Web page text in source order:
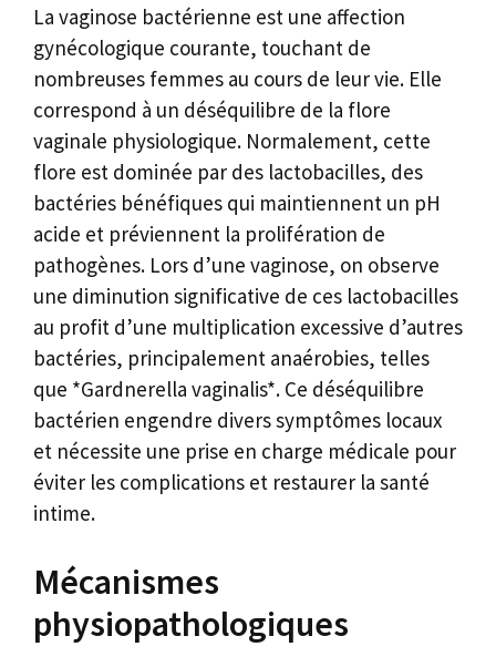
La vaginose bactérienne est une affection
gynécologique courante, touchant de
nombreuses femmes au cours de leur vie. Elle
correspond à un déséquilibre de la flore
vaginale physiologique. Normalement, cette
flore est dominée par des lactobacilles, des
bactéries bénéfiques qui maintiennent un pH
acide et préviennent la prolifération de
pathogènes. Lors d’une vaginose, on observe
une diminution significative de ces lactobacilles
au profit d’une multiplication excessive d’autres
bactéries, principalement anaérobies, telles
que *Gardnerella vaginalis*. Ce déséquilibre
bactérien engendre divers symptômes locaux
et nécessite une prise en charge médicale pour
éviter les complications et restaurer la santé
intime.
Mécanismes
physiopathologiques